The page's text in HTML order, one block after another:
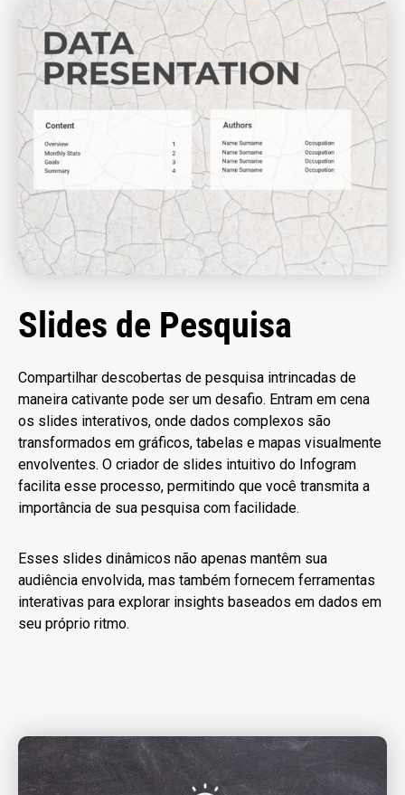
Slides de Pesquisa
Compartilhar descobertas de pesquisa intrincadas de
maneira cativante pode ser um desafio. Entram em cena
os slides interativos, onde dados complexos são
transformados em gráficos, tabelas e mapas visualmente
envolventes. O criador de slides intuitivo do Infogram
facilita esse processo, permitindo que você transmita a
importância de sua pesquisa com facilidade.
Esses slides dinâmicos não apenas mantêm sua
audiência envolvida, mas também fornecem ferramentas
interativas para explorar insights baseados em dados em
seu próprio ritmo.